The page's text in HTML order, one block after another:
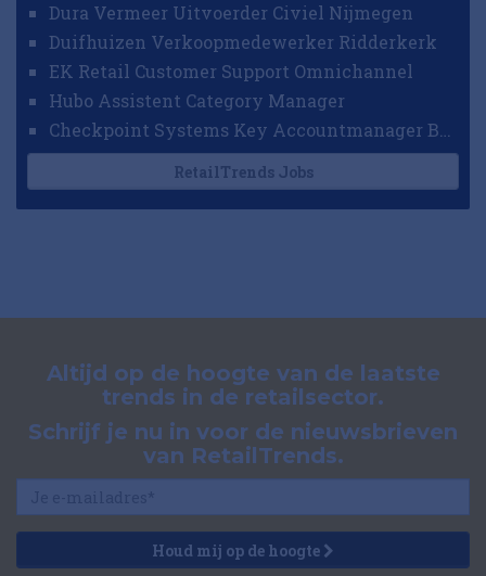
Dura Vermeer Uitvoerder Civiel Nijmegen
Duifhuizen Verkoopmedewerker Ridderkerk
EK Retail Customer Support Omnichannel
Hubo Assistent Category Manager
Checkpoint Systems Key Accountmanager Benelux
RetailTrends Jobs
Altijd op de hoogte van de laatste
trends in de retailsector.
Schrijf je nu in voor de nieuwsbrieven
van RetailTrends.
Houd mij op de hoogte